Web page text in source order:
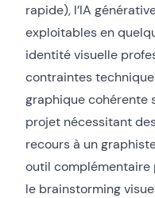
rapide), l’IA
exploitables en
identité visuelle
contraintes
graphique cohérente
projet nécessitant
recours à un
outil
le brainstorming